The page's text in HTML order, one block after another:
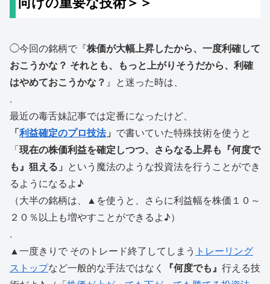
◯今回の銘柄で『株価が大幅上昇したから、一度利確して
おこうかな？ それとも、もっと上がりそうだから、利確
はやめておこうかな？ 』と迷った時は、
.
最近の毒舌妹記事では定番になったけど、
「利益確定のプロ技法」 で書いていた特殊技術を使うと
「現在の株価利益を確定しつつ、さらなる上昇も『何度で
も』狙える」 という魔法のような投資法を行うことができ
るようになるよ♪
（大半の銘柄は、▲を使うと、さらに利益幅を株価１０～
２０％以上も増やすことができるよ♪）
.
▲一度きりで そのトレード終了してしまう トレーリング
ストップなど一般的な手法ではなく 『何度でも』 行える技